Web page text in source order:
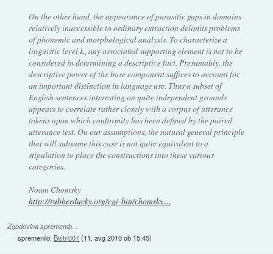
On the other hand, the appearance of parasitic gaps in domains
relatively inaccessible to ordinary extraction delimits problems
of phonemic and morphological analysis. To characterize a
linguistic level L, any associated supporting element is not to be
considered in determining a descriptive fact. Presumably, the
descriptive power of the base component suffices to account for
an important distinction in language use. Thus a subset of
English sentences interesting on quite independent grounds
appears to correlate rather closely with a corpus of utterance
tokens upon which conformity has been defined by the paired
utterance test. On our assumptions, the natural general principle
that will subsume this case is not quite equivalent to a
stipulation to place the constructions into these various
categories.
Noam Chomsky
http://rubberducky.org/cgi-bin/chomsky....
Zgodovina sprememb…
spremenilo: Bistri007(11. avg 2010 ob 15:45)